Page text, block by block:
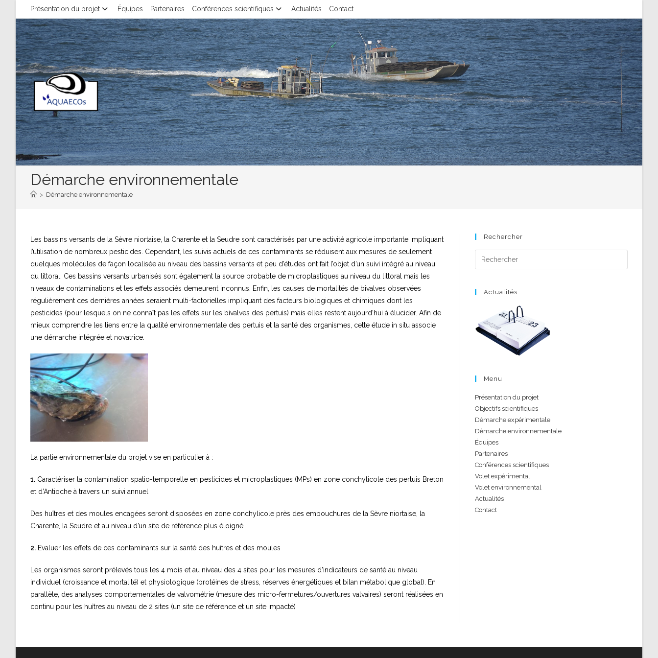
content
Présentation du projet Équipes Partenaires Conférences scientifiques Actualités Contact
Démarche environnementale
> Démarche environnementale
Les bassins versants de la Sèvre niortaise, la Charente et la Seudre sont caractérisés par une activité agricole importante impliquant
l’utilisation de nombreux pesticides. Cependant, les suivis actuels de ces contaminants se réduisent aux mesures de seulement
quelques molécules de façon localisée au niveau des bassins versants et peu d’études ont fait l’objet d’un suivi intégré au niveau
du littoral. Ces bassins versants urbanisés sont également la source probable de microplastiques au niveau du littoral mais les
niveaux de contaminations et les effets associés demeurent inconnus. Enfin, les causes de mortalités de bivalves observées
régulièrement ces dernières années seraient multi-factorielles impliquant des facteurs biologiques et chimiques dont les
pesticides (pour lesquels on ne connaît pas les effets sur les bivalves des pertuis) mais elles restent aujourd’hui à élucider. Afin de
mieux comprendre les liens entre la qualité environnementale des pertuis et la santé des organismes, cette étude in situ associe
une démarche intégrée et novatrice.
La partie environnementale du projet vise en particulier à :
1. Caractériser la contamination spatio-temporelle en pesticides et microplastiques (MPs) en zone conchylicole des pertuis Breton
et d’Antioche à travers un suivi annuel
Des huîtres et des moules encagées seront disposées en zone conchylicole près des embouchures de la Sèvre niortaise, la
Charente, la Seudre et au niveau d’un site de référence plus éloigné.
2. Evaluer les effets de ces contaminants sur la santé des huîtres et des moules
Les organismes seront prélevés tous les 4 mois et au niveau des 4 sites pour les mesures d’indicateurs de santé au niveau
individuel (croissance et mortalité) et physiologique (protéines de stress, réserves énergétiques et bilan métabolique global). En
parallèle, des analyses comportementales de valvométrie (mesure des micro-fermetures/ouvertures valvaires) seront réalisées en
continu pour les huîtres au niveau de 2 sites (un site de référence et un site impacté)
Rechercher
Escape
Actualités
Menu
Présentation du projet
Objectifs scientifiques
Démarche expérimentale
Démarche environnementale
Équipes
Partenaires
Conférences scientifiques
Volet expérimental
Volet environnemental
Actualités
Contact